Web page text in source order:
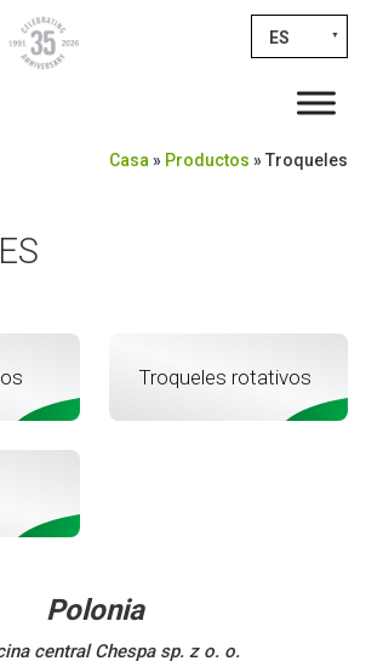
ES ▼
Casa » Productos »Troqueles
Troqueles rotativos
Polonia
central Chespa sp. z o. o.